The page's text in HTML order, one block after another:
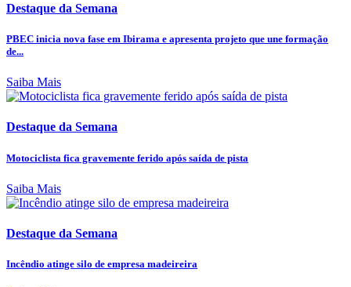
Destaque da Semana
PBEC inicia nova fase em Ibirama e apresenta projeto que une formação
de...
Saiba Mais
Destaque da Semana
Motociclista fica gravemente ferido após saída de pista
Saiba Mais
Destaque da Semana
Incêndio atinge silo de empresa madeireira